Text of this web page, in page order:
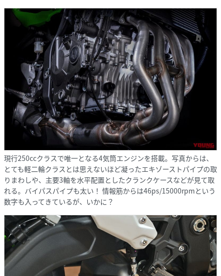
現行250ccクラスで唯一となる4気筒エンジンを搭載。写真からは、
とても軽二輪クラスとは思えないほど凝ったエキゾーストパイプの取
りまわしや、主要3軸を水平配置としたクランクケースなどが見て取
れる。バイパスパイプも太い！ 情報筋からは46ps/15000rpmという
数字も入ってきているが、いかに？